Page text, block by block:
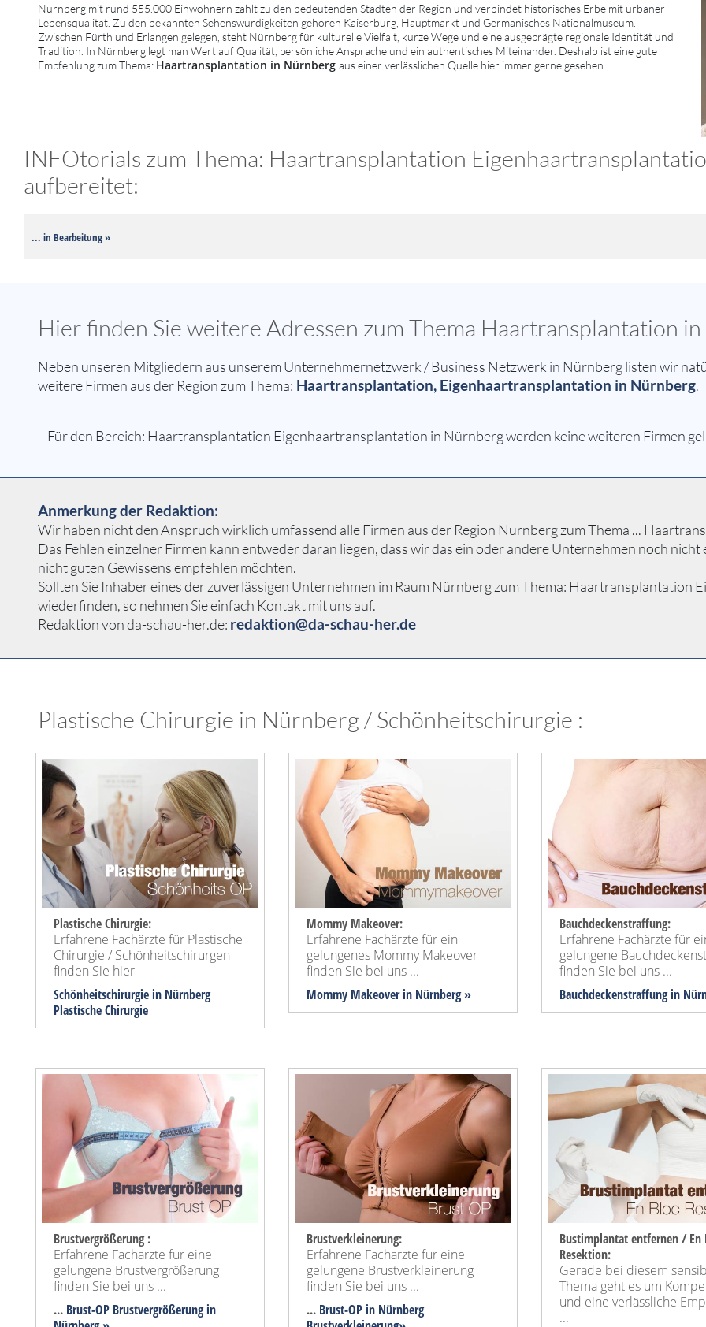
Nürnberg mit rund 555.000 Einwohnern zählt zu den bedeutenden Städten der Region und verbindet historisches Erbe mit urbaner
Lebensqualität. Zu den bekannten Sehenswürdigkeiten gehören Kaiserburg, Hauptmarkt und Germanisches Nationalmuseum.
Zwischen Fürth und Erlangen gelegen, steht Nürnberg für kulturelle Vielfalt, kurze Wege und eine ausgeprägte regionale Identität und
Tradition. In Nürnberg legt man Wert auf Qualität, persönliche Ansprache und ein authentisches Miteinander. Deshalb ist eine gute
Empfehlung zum Thema: Haartransplantation in Nürnberg aus einer verlässlichen Quelle hier immer gerne gesehen.
INFOtorials zum Thema: Haartransplantation
aufbereitet:
... in Bearbeitung »
Hier finden Sie weitere Adressen zum Thema Haartransplantation
Neben unseren Mitgliedern aus unserem Unternehmernetzwerk / Business Netzwerk in Nürnberg listen wir
weitere Firmen aus der Region zum Thema: Haartransplantation, Eigenhaartransplantation in Nürnberg.
Für den Bereich: Haartransplantation Eigenhaartransplantation in Nürnberg werden keine weiteren Firmen
Anmerkung der Redaktion:
Wir haben nicht den Anspruch wirklich umfassend alle Firmen aus der Region Nürnberg zum Thema ...
Das Fehlen einzelner Firmen kann entweder daran liegen, dass wir das ein oder andere Unternehmen noch
nicht guten Gewissens empfehlen möchten.
Sollten Sie Inhaber eines der zuverlässigen Unternehmen im Raum Nürnberg zum Thema: Haartransplantation
wiederfinden, so nehmen Sie einfach Kontakt mit uns auf.
Redaktion von da-schau-her.de: redaktion@da-schau-her.de
Plastische Chirurgie in Nürnberg / Schönheitschirurgie :
Plastische Chirurgie:
Erfahrene Fachärzte für Plastische
Chirurgie / Schönheitschirurgen
finden Sie hier
Schönheitschirurgie in Nürnberg
Plastische Chirurgie
Mommy Makeover:
Erfahrene Fachärzte für ein
gelungenes Mommy Makeover
finden Sie bei uns ...
Mommy Makeoverin Nürnberg »
Bauchdeckenstraffung:
Erfahrene Fachärzte für
gelungene
finden Sie bei uns ...
Bauchdeckenstraffungin
Brustvergrößerung :
Erfahrene Fachärzte für eine
gelungene Brustvergrößerung
finden Sie bei uns ...
... Brust-OP Brustvergrößerung in
Brustverkleinerung:
Erfahrene Fachärzte für eine
gelungene Brustverkleinerung
finden Sie bei uns ...
... Brust-OP in Nürnberg
Bustimplantat entfernen / En
Resektion:
Gerade bei diesem
Thema geht es um
und eine verlässliche
...